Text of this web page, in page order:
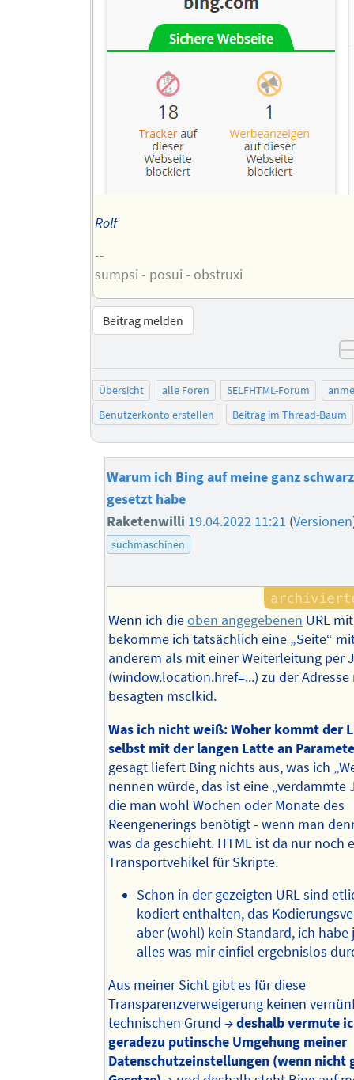
Rolf
--
sumpsi - posui - obstruxi
Beitrag melden
Übersicht alle Foren SELFHTML-Forum
Benutzerkonto erstellen
Beitrag im Thread-Baum
Warum ich Bing auf meine ganz
gesetzt habe
Raketenwilli 19.04.2022 11:21 (Versionen
suchmaschinen
Wenn ich dieoben angegebenen URL
bekomme ich tatsächlich eine „Seite“
anderem als mit einer Weiterleitung per
(window.location.href=...) zu der
besagten msclkid.
Was ich nicht weiß: Woher kommt der
selbst mit der langen Latte an
gesagt liefert Bing nichts aus, was ich
nennen würde, das ist eine „verdammte
die man wohl Wochen oder Monate des
Reengenerings benötigt - wenn man
was da geschieht. HTML ist da nur noch
Transportvehikel für Skripte.
Schon in der gezeigten URL sind
kodiert enthalten, das
aber (wohl) kein Standard, ich habe
alles was mir einfiel ergebnislos
Aus meiner Sicht gibt es für diese
Transparenzverweigerung keinen
technischen Grund →deshalb vermute
geradezu putinsche Umgehung meiner
Datenschutzeinstellungen (wenn nicht